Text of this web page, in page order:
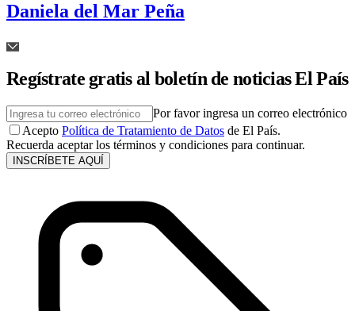
Daniela del Mar Peña
Regístrate gratis al boletín de noticias El País
Por favor ingresa un correo electrónico
Acepto Política de Tratamiento de Datos de El País.
Recuerda aceptar los términos y condiciones para continuar.
INSCRÍBETE AQUÍ